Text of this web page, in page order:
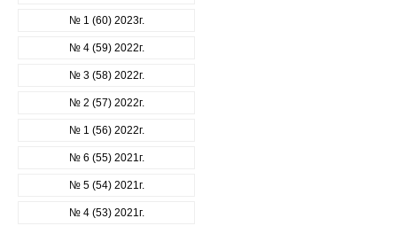
№ 1 (60) 2023г.
№ 4 (59) 2022г.
№ 3 (58) 2022г.
№ 2 (57) 2022г.
№ 1 (56) 2022г.
№ 6 (55) 2021г.
№ 5 (54) 2021г.
№ 4 (53) 2021г.